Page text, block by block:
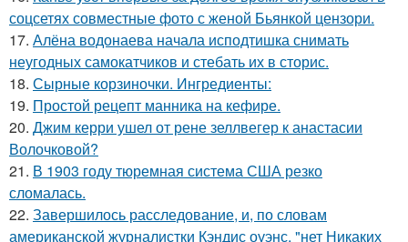
соцсетях совместные фото с женой Бьянкой цензори.
17. Алёна водонаева начала исподтишка снимать
неугодных самокатчиков и стебать их в сторис.
18. Сырные корзиночки. Ингредиенты:
19. Простой рецепт манника на кефире.
20. Джим керри ушел от рене зеллвегер к анастасии
Волочковой?
21. В 1903 году тюремная система США резко
сломалась.
22. Завершилось расследование, и, по словам
американской журналистки Кэндис оуэнс, "нет Никаких